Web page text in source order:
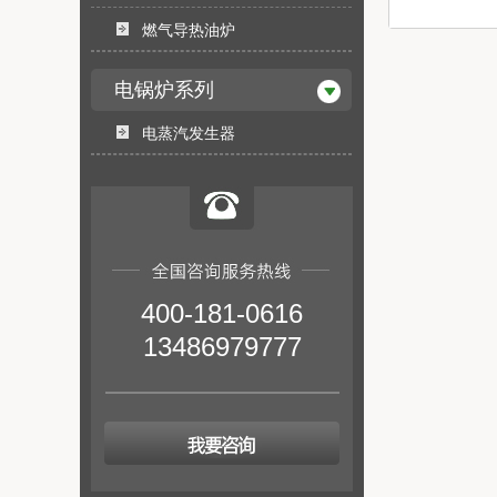
燃气导热油炉
电锅炉系列
电蒸汽发生器
400-181-0616
13486979777